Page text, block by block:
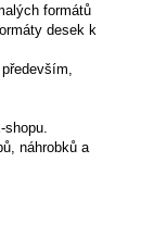
formátů
desek k
shopu.
náhrobků a